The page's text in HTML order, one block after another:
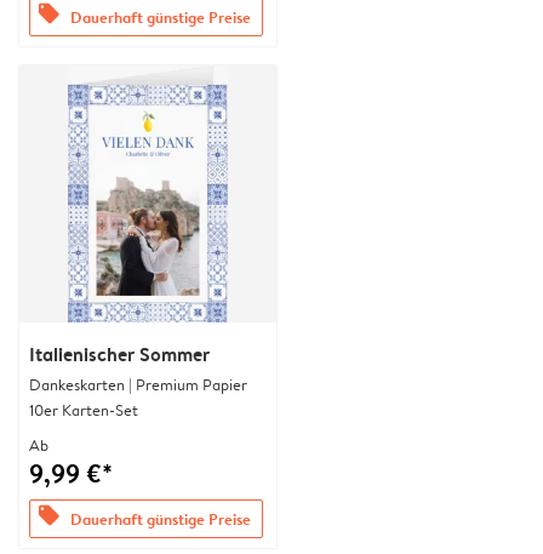
offers Dauerhaft günstige Preise
Italienischer Sommer
Dankeskarten | Premium Papier
10er Karten-Set
Ab
9,99 €*
offers Dauerhaft günstige Preise